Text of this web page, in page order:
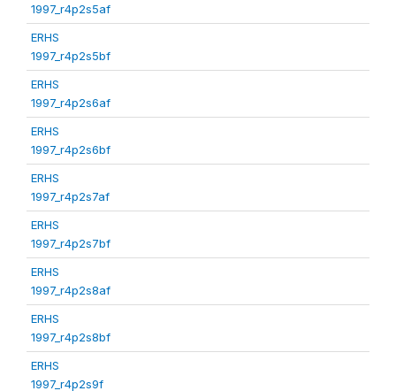
1997_r4p2s5af
ERHS
1997_r4p2s5bf
ERHS
1997_r4p2s6af
ERHS
1997_r4p2s6bf
ERHS
1997_r4p2s7af
ERHS
1997_r4p2s7bf
ERHS
1997_r4p2s8af
ERHS
1997_r4p2s8bf
ERHS
1997_r4p2s9f